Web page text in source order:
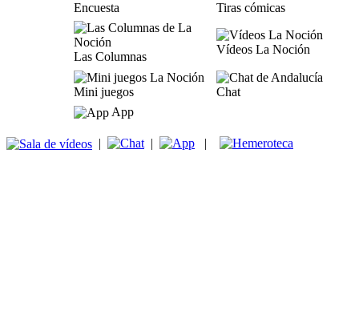
Encuesta Tiras cómicas
Las Columnas
Vídeos La Noción
Mini juegos
Chat
App
| | |